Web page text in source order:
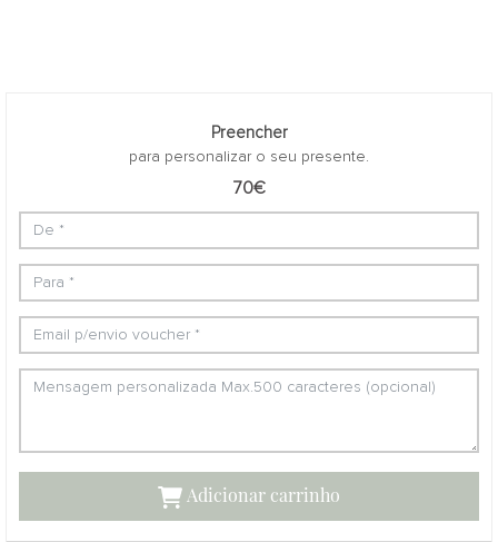
Preencher
para personalizar o seu presente.
70€
Adicionar carrinho